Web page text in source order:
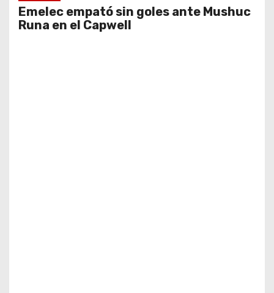
Emelec empató sin goles ante Mushuc
Runa en el Capwell